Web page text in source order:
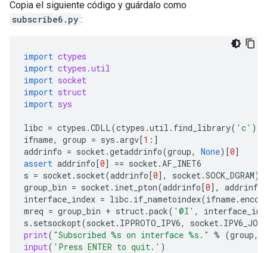
Copia el siguiente código y guárdalo como
subscribe6.py :
import ctypes
import ctypes.util
import socket
import struct
import sys
libc = ctypes .CDLL(ctypes .util . find_library( 'c' ))
ifname, group = sys .argv[1 :]
addrinfo = socket .getaddrinfo(group, None)[0]
assert addrinfo[0] == socket . AF_INET6
s = socket . socket(addrinfo[0], socket .SOCK_DGRAM)
group_bin = socket . inet_pton(addrinfo[0], addrinfo
interface_index = libc. if_nametoindex(ifname.
mreq = group_bin + struct .pack( '@I' ,
s . setsockopt(socket . IPPROTO_IPV6, socket .
print( "Subscribed %s on interface %s ." % (group,
input( 'Press ENTER to quit.' )